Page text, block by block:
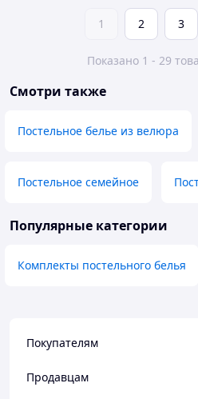
1 2 3
Показано 1 - 29
Смотри также
Постельное белье из велюра
Постельное семейное
Популярные категории
Комплекты постельного белья
Покупателям
Продавцам